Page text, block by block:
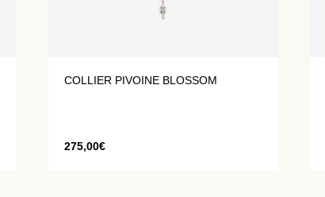
COLLIER PIVOINE BLOSSOM
275,00€